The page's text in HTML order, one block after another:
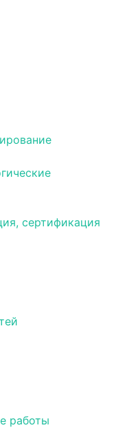
сертификация
работы